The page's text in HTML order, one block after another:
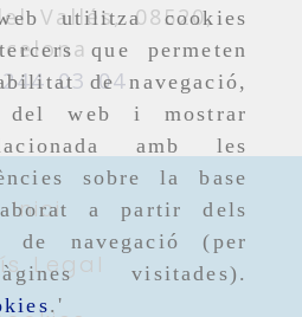
utilitza cookies
que permeten
de navegació,
del web i mostrar
amb les
sobre la base
a partir dels
de navegació (per
visitades).
.'
Vallés,08520,
03 04
Inici
Legal